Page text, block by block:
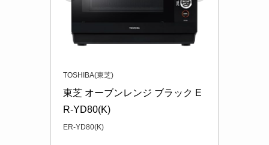
TOSHIBA(東芝)
東芝 オーブンレンジ ブラック E
R-YD80(K)
ER-YD80(K)